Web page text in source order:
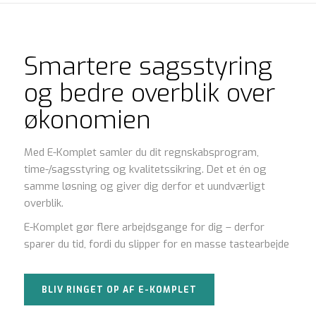
Smartere sagsstyring
og bedre overblik over
økonomien
Med E-Komplet samler du dit regnskabsprogram,
time-/sagsstyring og kvalitetssikring. Det et én og
samme løsning og giver dig derfor et uundværligt
overblik.
E-Komplet gør flere arbejdsgange for dig – derfor
sparer du tid, fordi du slipper for en masse tastearbejde
BLIV RINGET OP AF E-KOMPLET